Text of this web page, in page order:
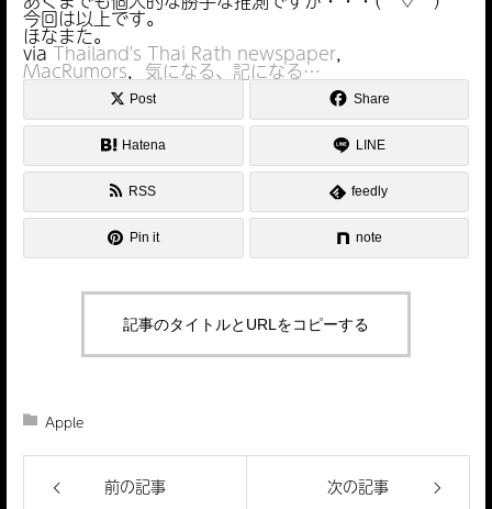
今回は以上です。
ほなまた。
viaThailand's Thai Rath newspaper，
MacRumors， 気になる、記になる…
Post Share
Hatena LINE
RSS feedly
Pin it note
記事のタイトルとURLをコピーする
Apple
前の記事 次の記事